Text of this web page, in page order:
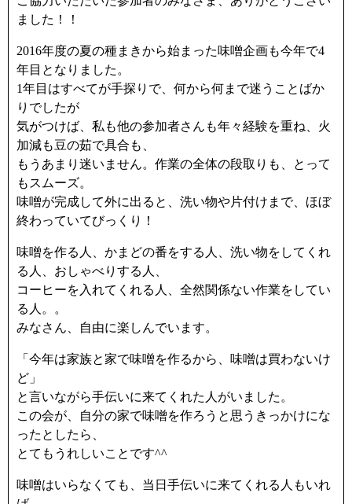
ました！！
2016年度の夏の種まきから始まった味噌企画も今年で4
年目となりました。
1年目はすべてが手探りで、何から何まで迷うことばか
りでしたが
気がつけば、私も他の参加者さんも年々経験を重ね、火
加減も豆の茹で具合も、
もうあまり迷いません。作業の全体の段取りも、とって
もスムーズ。
味噌が完成して外に出ると、洗い物や片付けまで、ほぼ
終わっていてびっくり！
味噌を作る人、かまどの番をする人、洗い物をしてくれ
る人、おしゃべりする人、
コーヒーを入れてくれる人、全然関係ない作業をしてい
る人。。
みなさん、自由に楽しんでいます。
「今年は家族と家で味噌を作るから、味噌は買わないけ
ど」
と言いながら手伝いに来てくれた人がいました。
この会が、自分の家で味噌を作ろうと思うきっかけにな
ったとしたら、
とてもうれしいことです^^
味噌はいらなくても、当日手伝いに来てくれる人もいれ